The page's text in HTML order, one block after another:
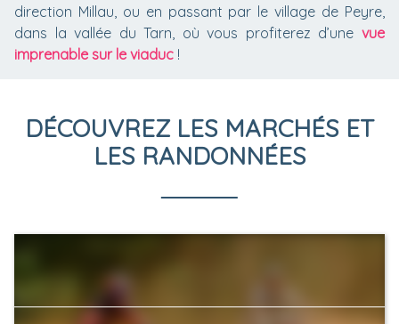
direction Millau, ou en passant par le village de Peyre,
dans la vallée du Tarn, où vous profiterez d’une vue
imprenable sur le viaduc !
DÉCOUVREZ LES MARCHÉS ET
LES RANDONNÉES